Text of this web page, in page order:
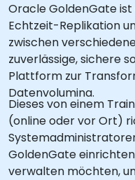
Oracle GoldenGate
Echtzeit-Replikation
zwischen
zuverlässige, sichere
Plattform zur
Datenvolumina.
Dieses von einem
(online oder vor Ort)
GoldenGate
verwalten möchten,